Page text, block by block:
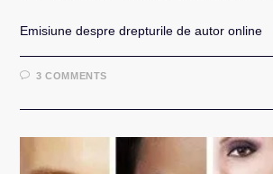
Emisiune despre drepturile de autor online
3 COMMENTS